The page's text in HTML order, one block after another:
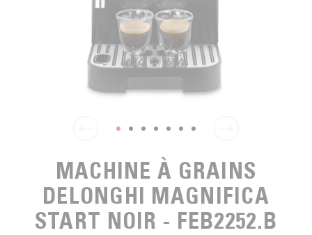
CAFÉ ÉQUITABLE
ACCESSOIRES POUR LE THÉ
POUR GRIGNOTER
POUR EMPORTER
GAMME BARISTA
FORMATION
ACTIVITÉS
FONDATION
MACHINE À GRAINS
DELONGHI MAGNIFICA
START NOIR - FEB2252.B